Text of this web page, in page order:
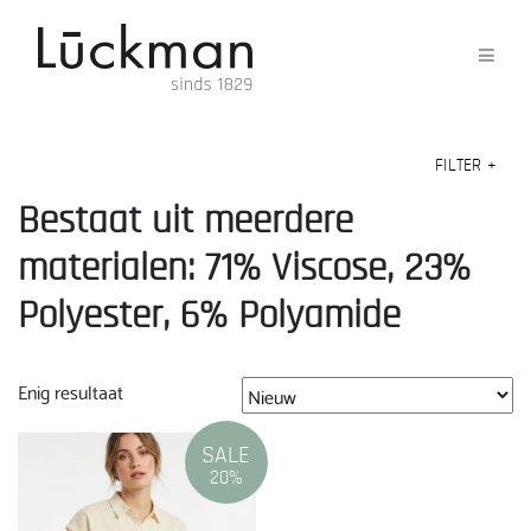
FILTER +
Bestaat uit meerdere
materialen: 71% Viscose, 23%
Polyester, 6% Polyamide
Enig resultaat
SALE
20%